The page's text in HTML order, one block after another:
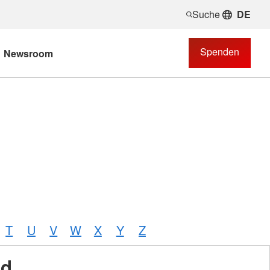
Suche DE
Newsroom Spenden
T U V W X Y Z